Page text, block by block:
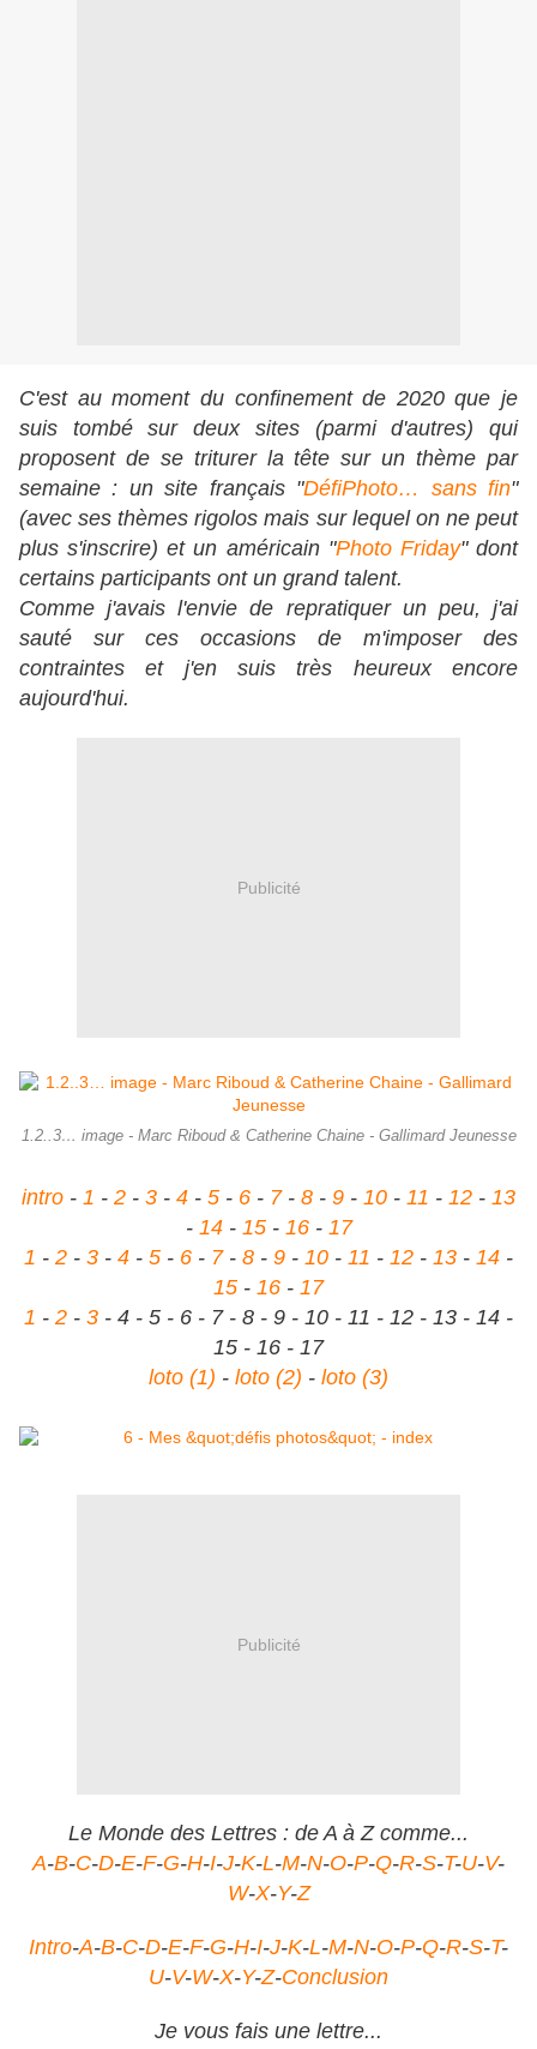
C'est au moment du confinement de 2020 que je
suis tombé sur deux sites (parmi d'autres) qui
proposent de se triturer la tête sur un thème par
semaine : un site français "DéfiPhoto… sans fin"
(avec ses thèmes rigolos mais sur lequel on ne peut
plus s'inscrire) et un américain "Photo Friday" dont
certains participants ont un grand talent.
Comme j'avais l'envie de repratiquer un peu, j'ai
sauté sur ces occasions de m'imposer des
contraintes et j'en suis très heureux encore
aujourd'hui.
Publicité
1.2..3… image - Marc Riboud & Catherine Chaine - Gallimard Jeunesse
intro - 1 - 2 - 3 - 4 - 5 - 6 - 7- 8 - 9 - 10 - 11 - 12 - 13
- 14- 15- 16 - 17
1 - 2 - 3 - 4 - 5 - 6 - 7 - 8 - 9 - 10 - 11 - 12 - 13 - 14 -
15 - 16 - 17
1 - 2 - 3 - 4 - 5 - 6 - 7 - 8 - 9 - 10 - 11 - 12 - 13 - 14 -
15 - 16 - 17
loto (1) - loto (2) - loto (3)
Publicité
Le Monde des Lettres : de A à Z comme...
A-B-C-D-E-F-G-H-I-J-K-L-M-N-O-P-Q-R-S-T-U-V-
W-X-Y-Z
Intro-A-B-C-D-E-F-G-H-I-J-K-L-M-N-O-P-Q-R-S-T-
U-V-W-X-Y-Z-Conclusion
Je vous fais une lettre...